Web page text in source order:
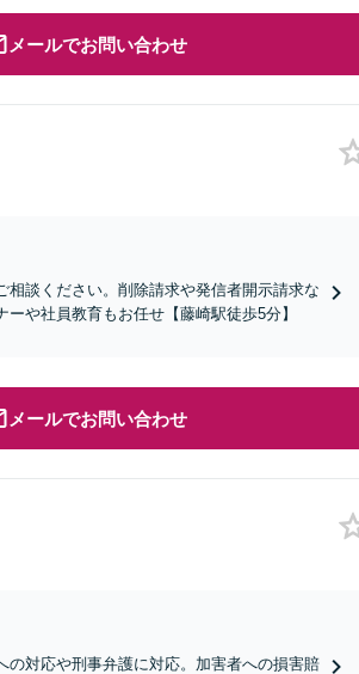
メールでお問い合わせ
相談ください。削除請求や発信者開示請求な
や社員教育もお任せ【藤崎駅徒歩5分】
メールでお問い合わせ
対応や刑事弁護に対応。加害者への損害賠